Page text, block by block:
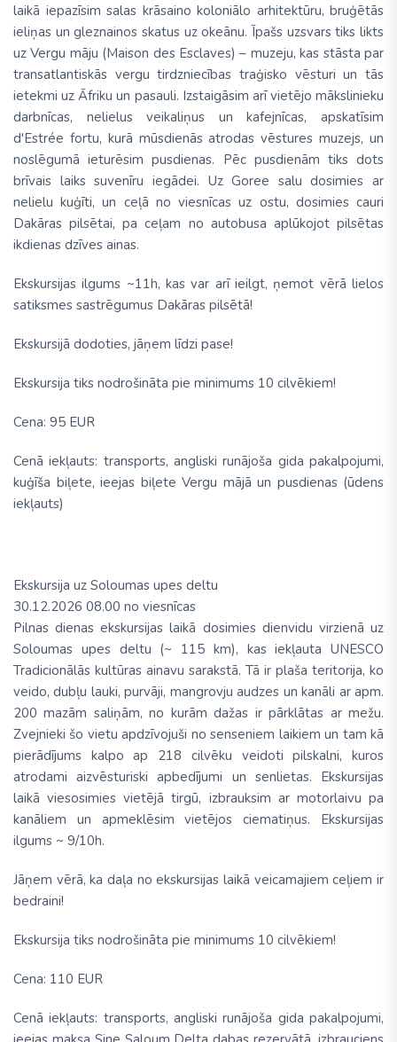
laikā iepazīsim salas krāsaino koloniālo arhitektūru, bruģētās
ieliņas un gleznainos skatus uz okeānu. Īpašs uzsvars tiks likts
uz Vergu māju (Maison des Esclaves)– muzeju, kas stāsta par
transatlantiskās vergu tirdzniecības traģisko vēsturi un tās
ietekmi uz Āfriku un pasauli. Izstaigāsim arī vietējo mākslinieku
darbnīcas, nelielus veikaliņus un kafejnīcas, apskatīsim
d'Estrée fortu, kurā mūsdienās atrodas vēstures muzejs, un
noslēgumā ieturēsim pusdienas. Pēc pusdienām tiks dots
brīvais laiks suvenīru iegādei. Uz Goree salu dosimies ar
nelielu kuģīti, un ceļā no viesnīcas uz ostu, dosimies cauri
Dakāras pilsētai, pa ceļam no autobusa aplūkojot pilsētas
ikdienas dzīves ainas.
Ekskursijas ilgums ~11h, kas var arī ieilgt, ņemot vērā lielos
satiksmes sastrēgumus Dakāras pilsētā!
Ekskursijā dodoties, jāņem līdzi pase!
Ekskursija tiks nodrošināta pie minimums 10 cilvēkiem!
Cena: 95 EUR
Cenā iekļauts: transports, angliski runājoša gida pakalpojumi,
kuģīša biļete, ieejas biļete Vergu mājā un pusdienas (ūdens
iekļauts)
Ekskursija uz Soloumas upes deltu
30.12.2026 08.00 no viesnīcas
Pilnas dienas ekskursijas laikā dosimies dienvidu virzienā uz
Soloumas upes deltu (~ 115 km), kas iekļauta UNESCO
Tradicionālās kultūras ainavu sarakstā. Tā ir plaša teritorija, ko
veido, dubļu lauki, purvāji, mangrovju audzes un kanāli ar apm.
200 mazām saliņām, no kurām dažas ir pārklātas ar mežu.
Zvejnieki šo vietu apdzīvojuši no senseniem laikiem un tam kā
pierādījums kalpo ap 218 cilvēku veidoti pilskalni, kuros
atrodami aizvēsturiski apbedījumi un senlietas. Ekskursijas
laikā viesosimies vietējā tirgū, izbrauksim ar motorlaivu pa
kanāliem un apmeklēsim vietējos ciematiņus. Ekskursijas
ilgums ~ 9/10h.
Jāņem vērā, ka daļa no ekskursijas laikā veicamajiem ceļiem ir
bedraini!
Ekskursija tiks nodrošināta pie minimums 10 cilvēkiem!
Cena: 110 EUR
Cenā iekļauts: transports, angliski runājoša gida pakalpojumi,